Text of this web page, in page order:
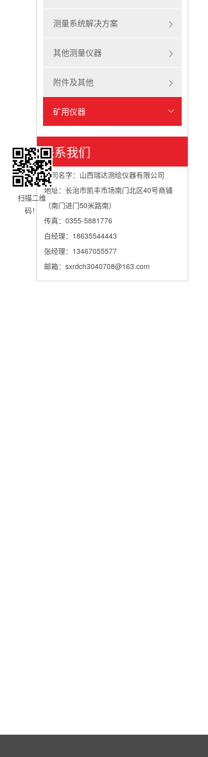
测量系统解决方案
其他测量仪器
附件及其他
矿用仪器
联系我们
公司名字：山西瑞达测绘仪器有限公司
地址：长治市凯丰市场南门北区40号商铺
（南门进门50米路南）
传真：0355-5881776
白经理：18635544443
张经理：13467055577
邮箱：sxrdch3040708@163.com
扫描二维
码！